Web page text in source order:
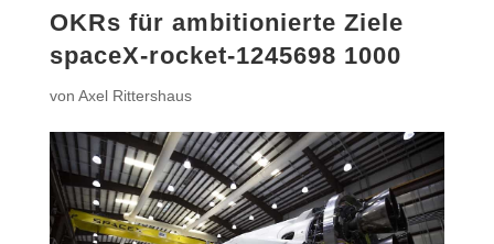
OKRs für ambitionierte Ziele
spaceX-rocket-1245698 1000
von Axel Rittershaus